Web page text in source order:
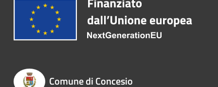
Comune di Concesio